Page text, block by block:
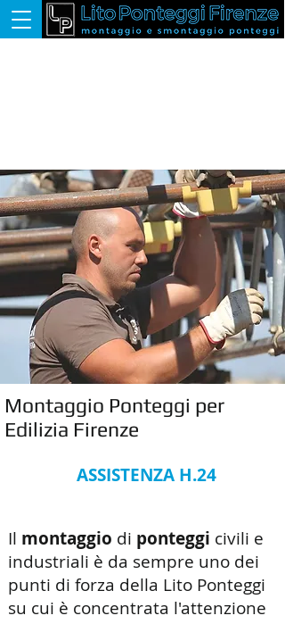
Montaggio Ponteggi per
Edilizia Firenze
ASSISTENZA H.24
Il montaggio di ponteggi civili e
industriali è da sempre uno dei
punti di forza della Lito Ponteggi
su cui è concentrata l'attenzione